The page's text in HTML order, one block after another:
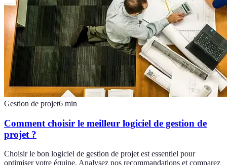
Gestion de projet6 min
Comment choisir le meilleur logiciel de gestion de
projet ?
Choisir le bon logiciel de gestion de projet est essentiel pour
optimiser votre équipe. Analysez nos recommandations et comparez